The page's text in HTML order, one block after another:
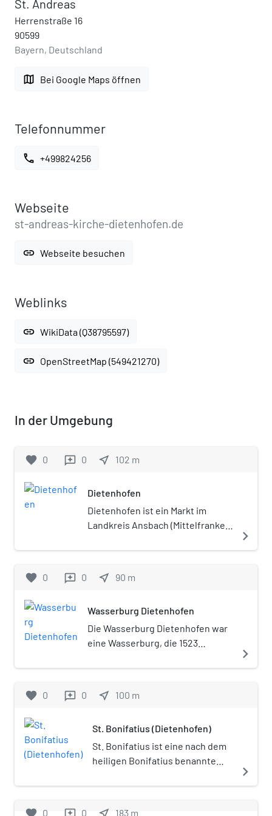
St. Andreas
Herrenstraße 16
90599
Bayern, Deutschland
map Bei Google Maps öffnen
Telefonnummer
call +499824256
Webseite
st-andreas-kirche-dietenhofen.de
link Webseite besuchen
Weblinks
link WikiData (Q38795597)
link OpenStreetMap (549421270)
In der Umgebung
favorite 0 reviews 0 near_me 102 m
Dietenhofen
Dietenhofen ist ein Markt im
Landkreis Ansbach (Mittelfranken,
Metropolregion Nürnberg.
navigate_next
favorite 0 reviews 0 near_me 90 m
Wasserburg Dietenhofen
Die Wasserburg Dietenhofen war
eine Wasserburg, die 1523
Dietenhofen neu errichtet wurde.
mittelfränkischen Landkreis
navigate_next
favorite 0 reviews 0 near_me 100 m
St. Bonifatius (Dietenhofen)
St. Bonifatius ist eine nach dem
heiligen Bonifatius benannte
Dietenhofen (Dekanat Herrieden
navigate_next
favorite 0 0 near_me 183 m